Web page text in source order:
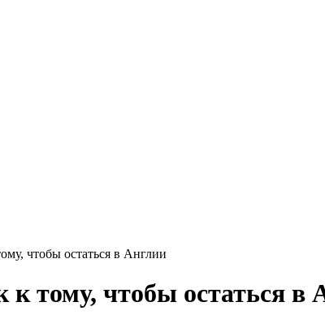
чтобы остаться в Англии
тому, чтобы остаться в